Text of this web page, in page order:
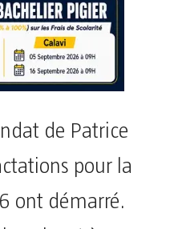
de Patrice
pour la
ont démarré.